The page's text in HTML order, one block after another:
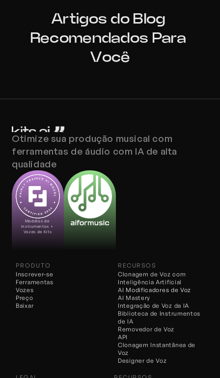
Artigos do Blog
Recomendados Para
Você
Otimize sua produção musical com
ferramentas de áudio com IA de alta
qualidade
Modelos de
Instrumentos +
Vozes de Kits
PRODUTO
Inscrever-se
Ferramentas
Vozes
Preço
Baixar
RECURSOS
Clonagem de Voz com
Inteligência Artificial
Integração de Voz da IA
AI Modificadores de Voz
AI Mastery
Biblioteca de Instrumentos
de IA
Removedor de Voz
API
Clonagem Instantânea de
Voz
Designer de Voz